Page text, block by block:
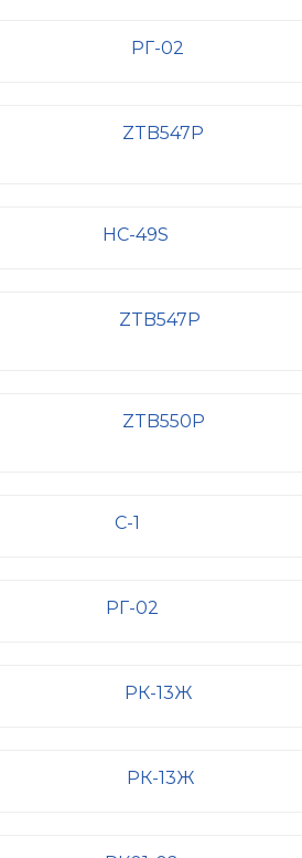
РГ-02
ZTB547P
HC-49S
ZTB547P
ZTB550P
С-1
РГ-02
РК-13Ж
РК-13Ж